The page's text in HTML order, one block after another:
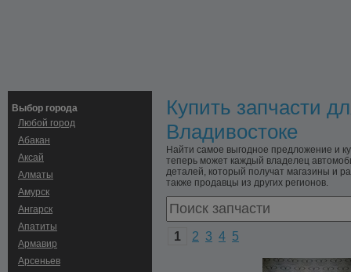
Выбор города
Любой город
Абакан
Аксай
Алматы
Амурск
Ангарск
Апатиты
Армавир
Арсеньев
Купить запчасти
Владивостоке
Найти самое выгодное предложение и
теперь может каждый владелец
деталей, который получат магазины и
также продавцы из других регионов.
1 2 3 4 5